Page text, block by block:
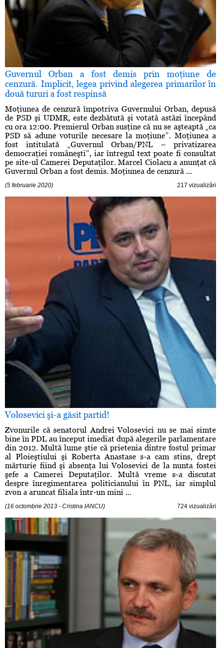
Guvernul Orban a fost demis prin moţiune de
cenzură. Implicit, legea privind alegerea primarilor în
două tururi a fost respinsă
Moţiunea de cenzură împotriva Guvernului Orban, depusă
de PSD şi UDMR, este dezbătută şi votată astăzi începând
cu ora 12:00. Premierul Orban susţine că nu se aşteaptă „ca
PSD să adune voturile necesare la moţiune”. Moţiunea a
fost intitulată „Guvernul Orban/PNL – privatizarea
democraţiei româneşti”, iar întregul text poate fi consultat
pe site-ul Camerei Deputaţilor. Marcel Ciolacu a anunţat că
Guvernul Orban a fost demis. Moţiunea de cenzură ...
(5 februarie 2020) 217 vizualizări
Volosevici şi-a găsit partid!
Zvonurile că senatorul Andrei Volosevici nu se mai simte
bine în PDL au început imediat după alegerile parlamentare
din 2012. Multă lume ştie că prietenia dintre fostul primar
al Ploieştiului şi Roberta Anastase s-a cam stins, drept
mărturie fiind şi absenţa lui Volosevici de la nunta fostei
şefe a Camerei Deputaţilor. Multă vreme s-a discutat
despre înregimentarea politicianului în PNL, iar simplul
zvon a aruncat filiala într-un mini ...
(16 octombrie 2013 - Cristina IANCU) 724 vizualizări